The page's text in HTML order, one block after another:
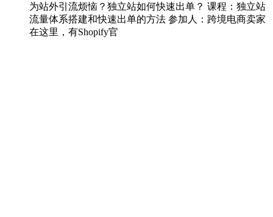
为站外引流烦恼？独立站如何快速出单？ 课程：独立站
流量体系搭建和快速出单的方法 参加人：跨境电商卖家
在这里，有Shopify官